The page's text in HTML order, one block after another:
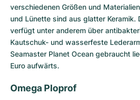
verschiedenen Größen und
und Lünette sind aus glatter Keramik.
verfügt unter anderem über
Kautschuk- und wasserfeste
Seamaster Planet Ocean gebraucht
Euro aufwärts.
Omega Ploprof